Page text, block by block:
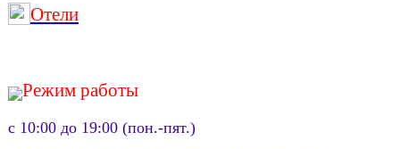
Отели
Режим работы
с 10:00 до 19:00 (пон.-пят.)